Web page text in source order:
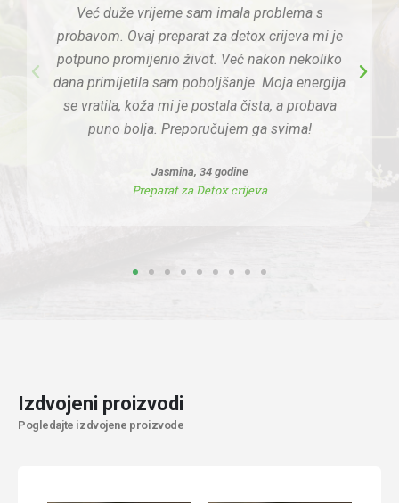
Već duže vrijeme sam imala problema s
probavom. Ovaj preparat za detox crijeva mi je
potpuno promijenio život. Već nakon nekoliko
dana primijetila sam poboljšanje. Moja energija
se vratila, koža mi je postala čista, a probava
puno bolja. Preporučujem ga svima!
Jasmina, 34 godine
Preparat za Detox crijeva
Izdvojeni proizvodi
Pogledajte izdvojene proizvode